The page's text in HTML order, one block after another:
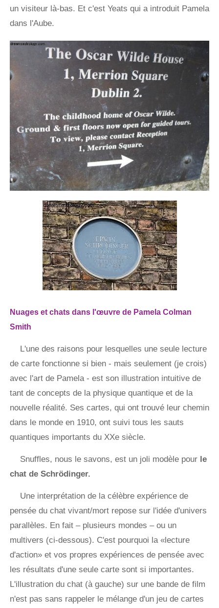
un visiteur là-bas. Et c'est Yeats qui a introduit Pamela
dans l'Aube.
Nuages ​​et chats dans l'œuvre de Pamela Colman
Smith
L'une des raisons pour lesquelles une seule lecture
de carte fonctionne si bien - mais seulement (je crois)
avec l'art de Pamela - est son illustration intuitive de
tant de concepts de la physique quantique et de la
nouvelle réalité. Ses cartes, qui ont trouvé leur chemin
dans le monde en 1910, ont suivi tous les sauts
quantiques importants du XXe siècle.
Snuffles, nous le savons, est un joli modèle pour le
chat de Schrödinger.
Une interprétation de la célèbre expérience de
pensée du chat vivant/mort repose sur l'idée d'univers
parallèles. En fait – plusieurs mondes – ou un
multivers (ci-dessous). C'est pourquoi la «lecture
d'action» et vos propres expériences de pensée avec
les résultats d'une seule carte sont si importantes.
L'illustration du chat (à gauche) sur une bande de film
n'est pas sans rappeler le mélange d'un jeu de cartes